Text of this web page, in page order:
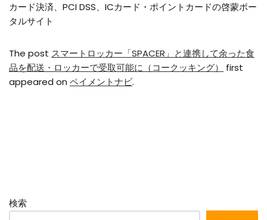
カード決済、PCI DSS、ICカード・ポイントカードの啓蒙ポー
タルサイト
The post スマートロッカー「SPACER」と連携して余った食
品を配送・ロッカーで受取可能に（コークッキング）
first
appeared on ペイメントナビ.
検索